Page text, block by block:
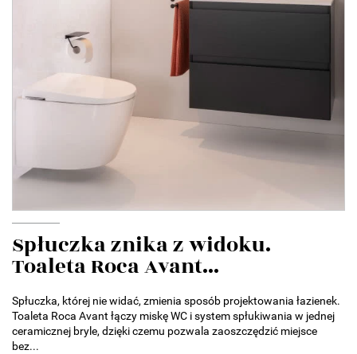
Spłuczka znika z widoku.
Toaleta Roca Avant...
Spłuczka, której nie widać, zmienia sposób projektowania łazienek.
Toaleta Roca Avant łączy miskę WC i system spłukiwania w jednej
ceramicznej bryle, dzięki czemu pozwala zaoszczędzić miejsce
bez...